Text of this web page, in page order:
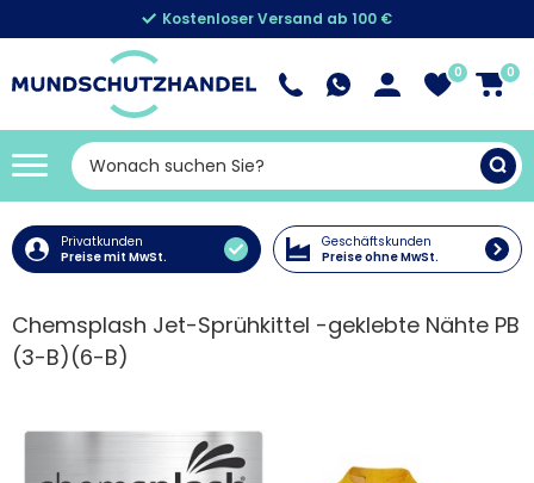
Kostenloser Versand ab 100 €
0 0
Privatkunden
Preise mit MwSt.
Geschäftskunden
Preise ohne MwSt.
Chemsplash Jet-Sprühkittel -geklebte Nähte PB
(3-B)(6-B)